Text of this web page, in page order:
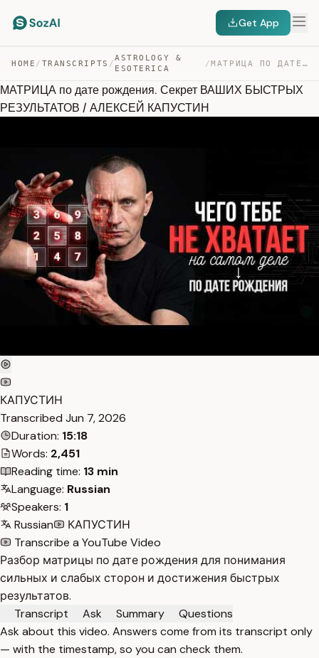
Get App
HOME / TRANSCRIPTS /
ASTROLOGY &
ESOTERICA
/ МАТРИЦА ПО ДАТЕ РОЖДЕНИЯ. СЕКРЕТ ВАШИХ БЫСТРЫХ РЕЗУЛЬТА… — TRANSCRIPT
МАТРИЦА по дате рождения. Секрет ВАШИХ БЫСТРЫХ
РЕЗУЛЬТАТОВ / АЛЕКСЕЙ КАПУСТИН
КАПУСТИН
Transcribed Jun 7, 2026
Duration: 15:18
Words: 2,451
Reading time: 13 min
Language: Russian
Speakers: 1
Russian
КАПУСТИН
Transcribe a YouTube Video
Разбор матрицы по дате рождения для понимания
сильных и слабых сторон и достижения быстрых
результатов.
Transcript
Ask Summary
Questions
Ask about this video. Answers come from its transcript only
— with the timestamp, so you can check them.